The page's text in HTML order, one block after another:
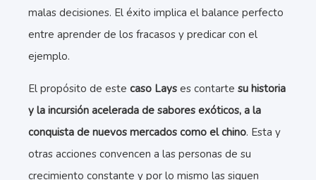
malas decisiones. El éxito implica el balance perfecto
entre aprender de los fracasos y predicar con el
ejemplo.
El propósito de este caso Lays es contarte su historia
y la incursión acelerada de sabores exóticos, a la
conquista de nuevos mercados como el chino. Esta y
otras acciones convencen a las personas de su
crecimiento constante y por lo mismo las siguen